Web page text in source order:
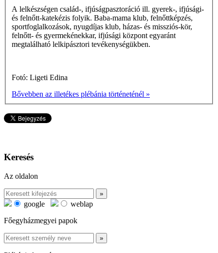
A lelkészségen család-, ifjúságpasztoráció ill. gyerek-, ifjúsági-
és felnőtt-katekézis folyik. Baba-mama klub, felnőttképzés,
sportfoglalkozások, nyugdíjas klub, házas- és missziós-kör,
felnőtt- és gyermekénekkar, ifjúsági központ egyaránt
megtalálható lelkipásztori tevékenységükben.
Fotó: Ligeti Edina
Bővebben az illetékes plébánia történeténél »
Keresés
Az oldalon
google
weblap
Főegyházmegyei papok